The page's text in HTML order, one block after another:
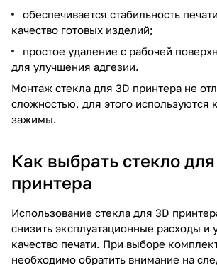
обеспечивается стабильность
качество готовых изделий;
простое удаление с рабочей
для улучшения адгезии.
Монтаж стекла для 3D принтера не
сложностью, для этого используются
зажимы.
Как выбрать стекло
принтера
Использование стекла для 3D
снизить эксплуатационные расходы и
качество печати. При выборе
необходимо обратить внимание на